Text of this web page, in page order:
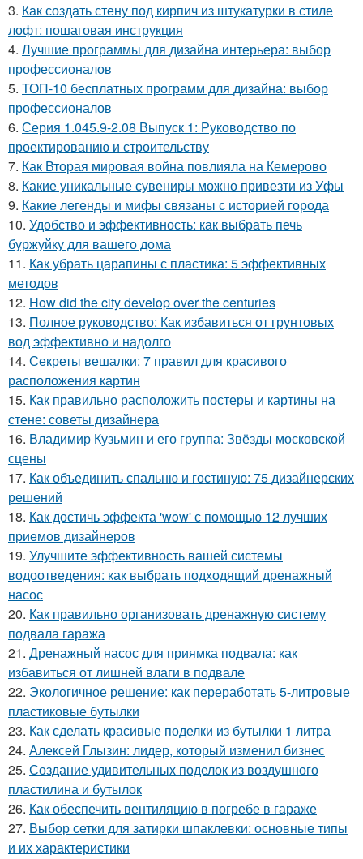
3. Как создать стену под кирпич из штукатурки в стиле
лофт: пошаговая инструкция
4. Лучшие программы для дизайна интерьера: выбор
профессионалов
5. ТОП-10 бесплатных программ для дизайна: выбор
профессионалов
6. Серия 1.045.9-2.08 Выпуск 1: Руководство по
проектированию и строительству
7. Как Вторая мировая война повлияла на Кемерово
8. Какие уникальные сувениры можно привезти из Уфы
9. Какие легенды и мифы связаны с историей города
10. Удобство и эффективность: как выбрать печь
буржуйку для вашего дома
11. Как убрать царапины с пластика: 5 эффективных
методов
12. How did the city develop over the centuries
13. Полное руководство: Как избавиться от грунтовых
вод эффективно и надолго
14. Секреты вешалки: 7 правил для красивого
расположения картин
15. Как правильно расположить постеры и картины на
стене: советы дизайнера
16. Владимир Кузьмин и его группа: Звёзды московской
сцены
17. Как объединить спальню и гостиную: 75 дизайнерских
решений
18. Как достичь эффекта 'wow' с помощью 12 лучших
приемов дизайнеров
19. Улучшите эффективность вашей системы
водоотведения: как выбрать подходящий дренажный
насос
20. Как правильно организовать дренажную систему
подвала гаража
21. Дренажный насос для приямка подвала: как
избавиться от лишней влаги в подвале
22. Экологичное решение: как переработать 5-литровые
пластиковые бутылки
23. Как сделать красивые поделки из бутылки 1 литра
24. Алексей Глызин: лидер, который изменил бизнес
25. Создание удивительных поделок из воздушного
пластилина и бутылок
26. Как обеспечить вентиляцию в погребе в гараже
27. Выбор сетки для затирки шпаклевки: основные типы
и их характеристики